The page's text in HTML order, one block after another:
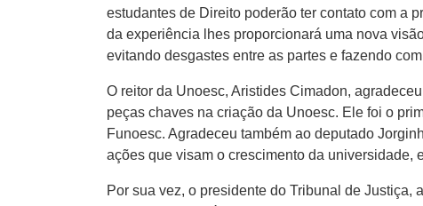
estudantes de Direito poderão ter contato com a
da experiência lhes proporcionará uma nova
evitando desgastes entre as partes e fazendo
O reitor da Unoesc, Aristides Cimadon,
peças chaves na criação da Unoesc. Ele foi o
Funoesc. Agradeceu também ao deputado
ações que visam o crescimento da universidade,
Por sua vez, o presidente do Tribunal de